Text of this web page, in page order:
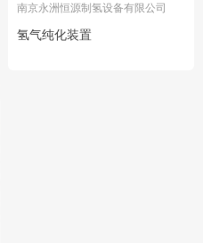
南京永洲恒源制氢设备有限公司
氢气纯化装置